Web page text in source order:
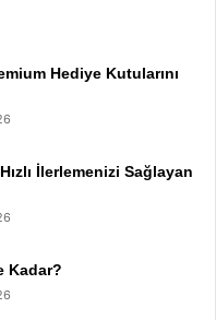
Hediye Kutularını
İlerlemenizi Sağlayan
Kadar?